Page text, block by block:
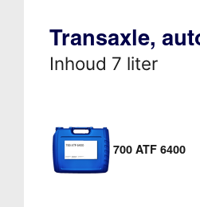
Transaxle,
Inhoud 7 liter
700 ATF 6400